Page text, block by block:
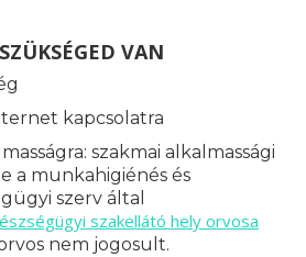
VAN
kapcsolatra
szakmai alkalmassági
a munkahigiénés és
szerv által
szakellátó hely orvosa
nem jogosult.